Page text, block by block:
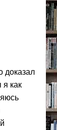
доказал
как